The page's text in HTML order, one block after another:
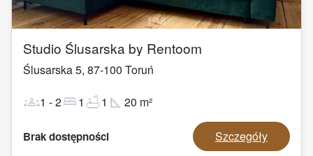
1/18
Studio Ślusarska by Rentoom
Ślusarska 5, 87-100 Toruń
groups1 -2bed1 bathtub1 square_foot 20 m²
Brak dostępności Szczegóły